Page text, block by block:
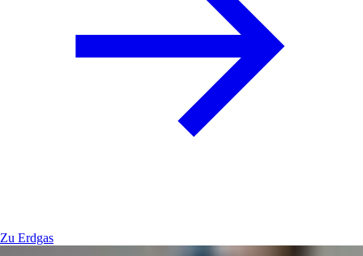
Zu Erdgas